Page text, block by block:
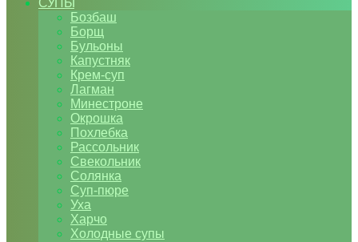
СУПЫ
Бозбаш
Борщ
Бульоны
Капустняк
Крем-суп
Лагман
Минестроне
Окрошка
Похлебка
Рассольник
Свекольник
Солянка
Суп-пюре
Уха
Харчо
Холодные супы